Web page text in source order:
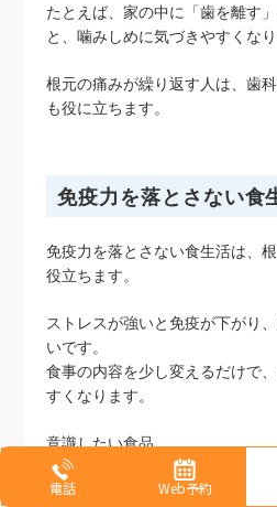
電話 Web予約
たとえば、家の中に「歯を離す
と、噛みしめに気づきやすくなり
根元の痛みが繰り返す人は、歯
も役に立ちます。
免疫力を落とさない食
免疫力を落とさない食生活は、
役立ちます。
ストレスが強いと免疫が下がり
いです。
食事の内容を少し変えるだけで
すくなります。
意識したい食品
ヨーグルトなどの発酵食品